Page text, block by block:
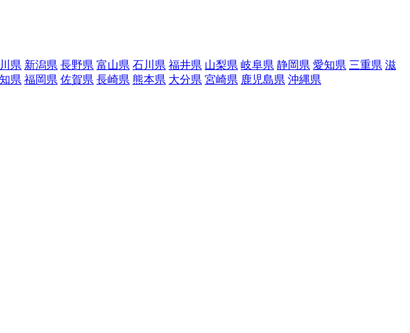
県 新潟県 長野県 富山県 石川県 福井県 山梨県 岐阜県 静岡県 愛知県 三重県 滋
県 福岡県 佐賀県 長崎県 熊本県 大分県 宮崎県 鹿児島県 沖縄県